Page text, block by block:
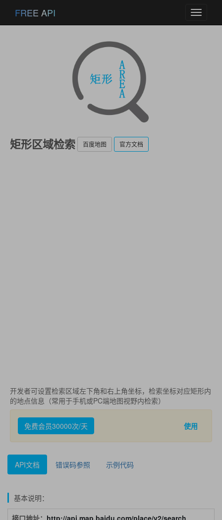
Toggle
FREE API
矩形区域检索 百度地图 官方文档
开发者可设置检索区域左下角和右上角坐标，检索坐标对应矩形内
的地点信息（常用于手机或PC端地图视野内检索）
免费会员30000次/天 使用
API文档 错误码参照 示例代码
基本说明：